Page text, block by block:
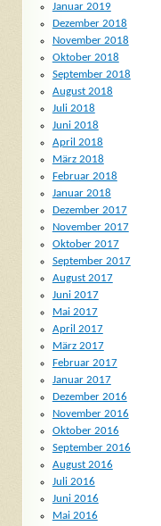
Januar 2019
Dezember 2018
November 2018
Oktober 2018
September 2018
August 2018
Juli 2018
Juni 2018
April 2018
März 2018
Februar 2018
Januar 2018
Dezember 2017
November 2017
Oktober 2017
September 2017
August 2017
Juni 2017
Mai 2017
April 2017
März 2017
Februar 2017
Januar 2017
Dezember 2016
November 2016
Oktober 2016
September 2016
August 2016
Juli 2016
Juni 2016
Mai 2016